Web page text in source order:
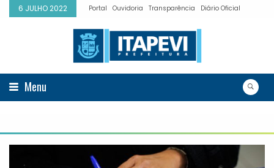
6 JULHO 2022 Portal Ouvidoria Transparência Diário Oficial
Menu